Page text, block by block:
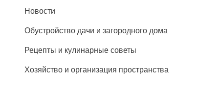
Новости
Обустройство дачи и загородного дома
Рецепты и кулинарные советы
Хозяйство и организация пространства